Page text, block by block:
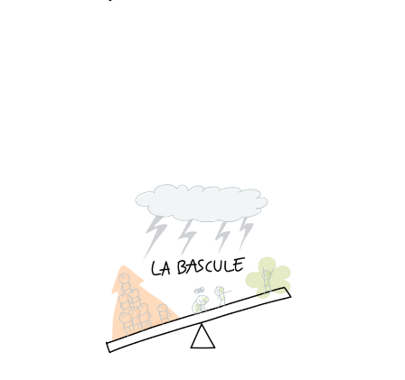
La Bascule 1 : une
métaphore pour la
transition
4 min read